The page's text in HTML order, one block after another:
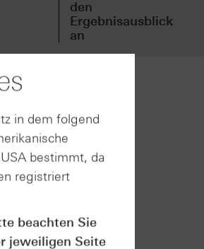
den
Ergebnisausblick
an
in dem folgend
bestimmt, da
registriert
beachten Sie
jeweiligen Seite